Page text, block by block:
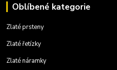
Oblíbené kategorie
Zlaté prsteny
Zlaté řetízky
Zlaté náramky